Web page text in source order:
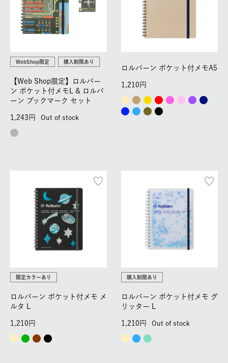
WebShop限定 購入制限あり
【Web Shop限定】ロルバー
ン ポケット付メモL & ロルバ
ーン ブックマーク セット
1,243 Out of stock
ロルバーン ポケット付メモA5
1,210
限定カラーあり
ロルバーン ポケット付メモ メ
ルタ L
1,210
購入制限あり
ロルバーン ポケット付メモ グ
リッター L
1,210 Out of stock